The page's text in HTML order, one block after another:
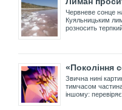
Червневе сонце
Куяльницьким
розносить
«Покоління
Звична нині
тимчасом частина
іншому: